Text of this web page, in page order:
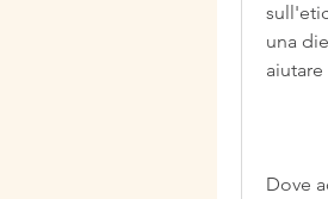
una
Dove